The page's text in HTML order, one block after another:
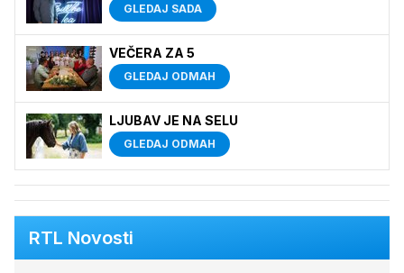
GLEDAJ SADA
VEČERA ZA 5
GLEDAJ ODMAH
LJUBAV JE NA SELU
GLEDAJ ODMAH
RTL Novosti